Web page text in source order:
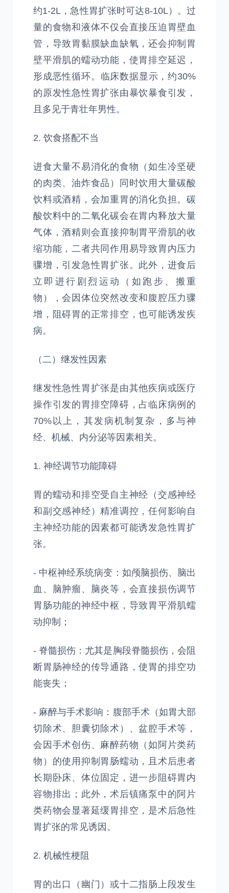
约1-2L，急性胃扩张时可达8-10L）。过
量的食物和液体不仅会直接压迫胃壁血
管，导致胃黏膜缺血缺氧，还会抑制胃
壁平滑肌的蠕动功能，使胃排空延迟，
形成恶性循环。临床数据显示，约30%
的原发性急性胃扩张由暴饮暴食引发，
且多见于青壮年男性。
2. 饮食搭配不当
进食大量不易消化的食物（如生冷坚硬
的肉类、油炸食品）同时饮用大量碳酸
饮料或酒精，会加重胃的消化负担。碳
酸饮料中的二氧化碳会在胃内释放大量
气体，酒精则会直接抑制胃平滑肌的收
缩功能，二者共同作用易导致胃内压力
骤增，引发急性胃扩张。此外，进食后
立即进行剧烈运动（如跑步、搬重
物），会因体位突然改变和腹腔压力骤
增，阻碍胃的正常排空，也可能诱发疾
病。
（二）继发性因素
继发性急性胃扩张是由其他疾病或医疗
操作引发的胃排空障碍，占临床病例的
70%以上，其发病机制复杂，多与神
经、机械、内分泌等因素相关。
1. 神经调节功能障碍
胃的蠕动和排空受自主神经（交感神经
和副交感神经）精准调控，任何影响自
主神经功能的因素都可能诱发急性胃扩
张。
- 中枢神经系统病变：如颅脑损伤、脑出
血、脑肿瘤、脑炎等，会直接损伤调节
胃肠功能的神经中枢，导致胃平滑肌蠕
动抑制；
- 脊髓损伤：尤其是胸段脊髓损伤，会阻
断胃肠神经的传导通路，使胃的排空功
能丧失；
- 麻醉与手术影响：腹部手术（如胃大部
切除术、胆囊切除术）、盆腔手术等，
会因手术创伤、麻醉药物（如阿片类药
物）的使用抑制胃肠蠕动，且术后患者
长期卧床、体位固定，进一步阻碍胃内
容物排出；此外，术后镇痛泵中的阿片
类药物会显著延缓胃排空，是术后急性
胃扩张的常见诱因。
2. 机械性梗阻
胃的出口（幽门）或十二指肠上段发生